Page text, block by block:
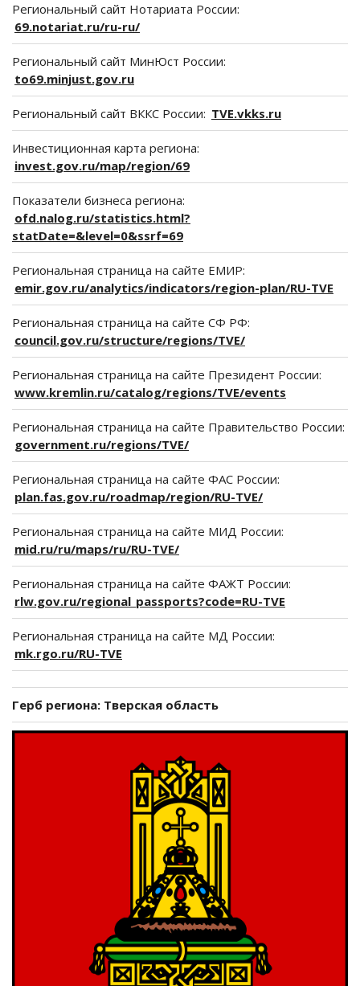
Региональный сайт Нотариата России:
69.notariat.ru/ru-ru/
Региональный сайт МинЮст России:
to69.minjust.gov.ru
Региональный сайт ВККС России: TVE.vkks.ru
Инвестиционная карта региона:
invest.gov.ru/map/region/69
Показатели бизнеса региона:
ofd.nalog.ru/statistics.html?
statDate=&level=0&ssrf=69
Региональная страница на сайте ЕМИР:
emir.gov.ru/analytics/indicators/region-plan/RU-TVE
Региональная страница на сайте СФ РФ:
council.gov.ru/structure/regions/TVE/
Региональная страница на сайте Президент России:
www.kremlin.ru/catalog/regions/TVE/events
Региональная страница на сайте Правительство России:
government.ru/regions/TVE/
Региональная страница на сайте ФАС России:
plan.fas.gov.ru/roadmap/region/RU-TVE/
Региональная страница на сайте МИД России:
mid.ru/ru/maps/ru/RU-TVE/
Региональная страница на сайте ФАЖТ России:
rlw.gov.ru/regional_passports?code=RU-TVE
Региональная страница на сайте МД России:
mk.rgo.ru/RU-TVE
Герб региона: Тверская область